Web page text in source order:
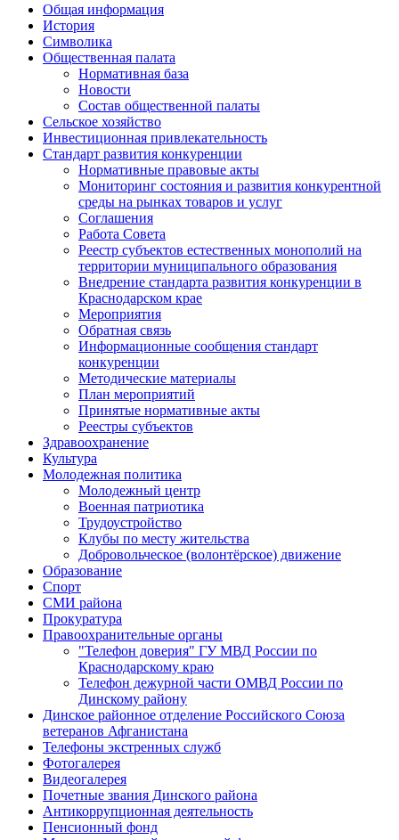
Общая информация
История
Символика
Общественная палата
Нормативная база
Новости
Состав общественной палаты
Сельское хозяйство
Инвестиционная привлекательность
Стандарт развития конкуренции
Нормативные правовые акты
Мониторинг состояния и развития конкурентной
среды на рынках товаров и услуг
Соглашения
Работа Совета
Реестр субъектов естественных монополий на
территории муниципального образования
Внедрение стандарта развития конкуренции в
Краснодарском крае
Мероприятия
Обратная связь
Информационные сообщения стандарт
конкуренции
Методические материалы
План мероприятий
Принятые нормативные акты
Реестры субъектов
Здравоохранение
Культура
Молодежная политика
Молодежный центр
Военная патриотика
Трудоустройство
Клубы по месту жительства
Добровольческое (волонтёрское) движение
Образование
Спорт
СМИ района
Прокуратура
Правоохранительные органы
"Телефон доверия" ГУ МВД России по
Краснодарскому краю
Телефон дежурной части ОМВД России по
Динскому району
Динское районное отделение Российского Союза
ветеранов Афганистана
Телефоны экстренных служб
Фотогалерея
Видеогалерея
Почетные звания Динского района
Антикоррупционная деятельность
Пенсионный фонд